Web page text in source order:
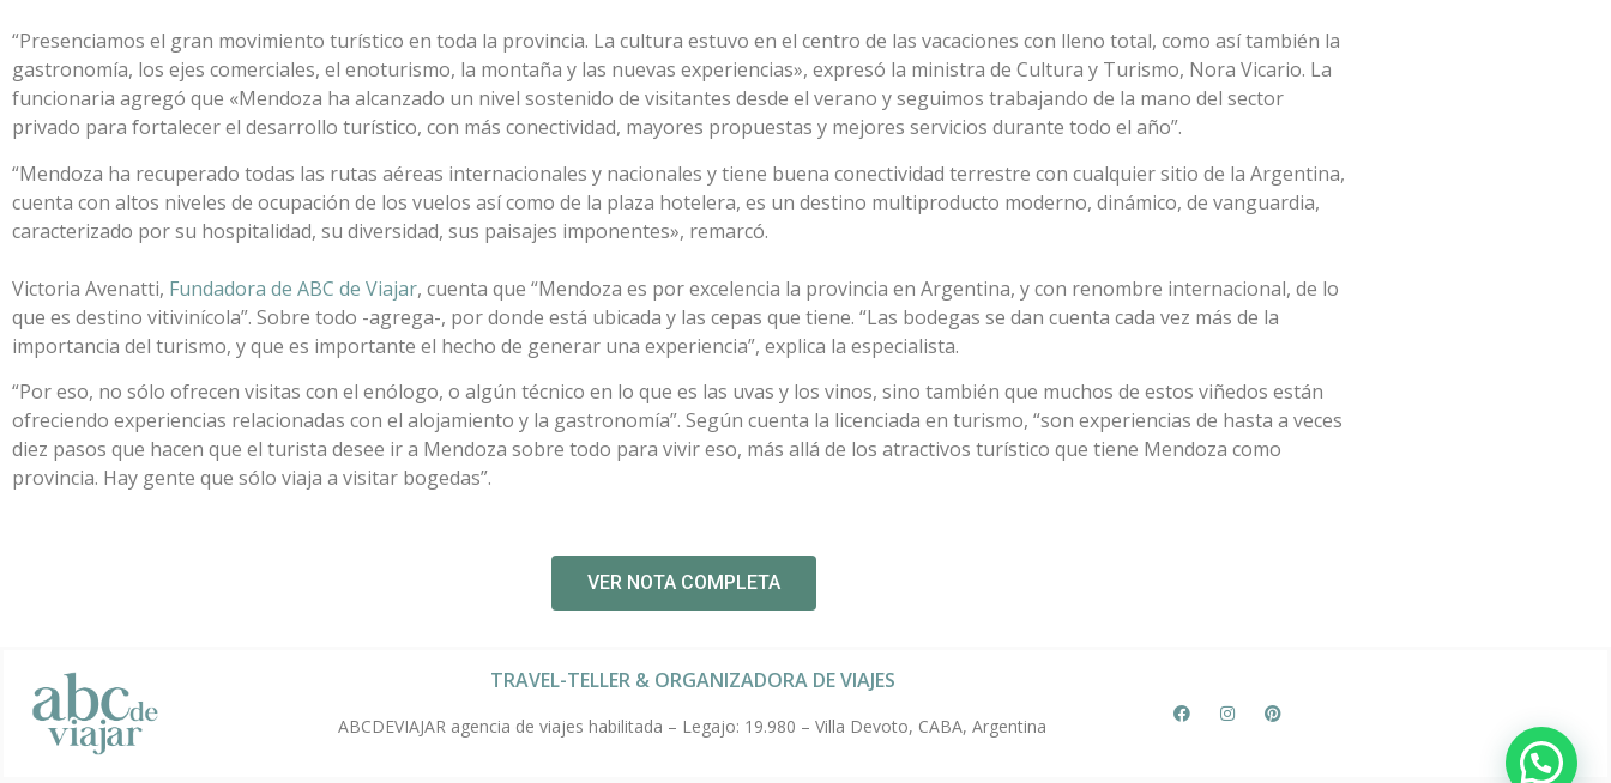
“Presenciamos el gran movimiento turístico en toda la provincia. La cultura estuvo en el centro de las vacaciones con lleno total, como así también la
gastronomía, los ejes comerciales, el enoturismo, la montaña y las nuevas experiencias», expresó la ministra de Cultura y Turismo, Nora Vicario. La
funcionaria agregó que «Mendoza ha alcanzado un nivel sostenido de visitantes desde el verano y seguimos trabajando de la mano del sector
privado para fortalecer el desarrollo turístico, con más conectividad, mayores propuestas y mejores servicios durante todo el año”.
“Mendoza ha recuperado todas las rutas aéreas internacionales y nacionales y tiene buena conectividad terrestre con cualquier sitio de la Argentina,
cuenta con altos niveles de ocupación de los vuelos así como de la plaza hotelera, es un destino multiproducto moderno, dinámico, de vanguardia,
caracterizado por su hospitalidad, su diversidad, sus paisajes imponentes», remarcó.
Victoria Avenatti, Fundadora de ABC de Viajar, cuenta que “Mendoza es por excelencia la provincia en Argentina, y con renombre internacional, de lo
que es destino vitivinícola”. Sobre todo -agrega-, por donde está ubicada y las cepas que tiene. “Las bodegas se dan cuenta cada vez más de la
importancia del turismo, y que es importante el hecho de generar una experiencia”, explica la especialista.
“Por eso, no sólo ofrecen visitas con el enólogo, o algún técnico en lo que es las uvas y los vinos, sino también que muchos de estos viñedos están
ofreciendo experiencias relacionadas con el alojamiento y la gastronomía”. Según cuenta la licenciada en turismo, “son experiencias de hasta a veces
diez pasos que hacen que el turista desee ir a Mendoza sobre todo para vivir eso, más allá de los atractivos turístico que tiene Mendoza como
provincia. Hay gente que sólo viaja a visitar bogedas”.
VER NOTA COMPLETA
TRAVEL-TELLER & ORGANIZADORA DE VIAJES
ABCDEVIAJAR agencia de viajes habilitada – Legajo: 19.980 – Villa Devoto, CABA, Argentina